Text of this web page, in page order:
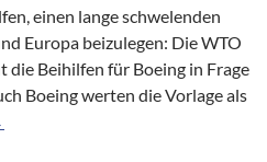
einen lange schwelenden
Europa beizulegen: Die WTO
die Beihilfen für Boeing in Frage
Boeing werten die Vorlage als
erklärt Boeing-Subventionen für